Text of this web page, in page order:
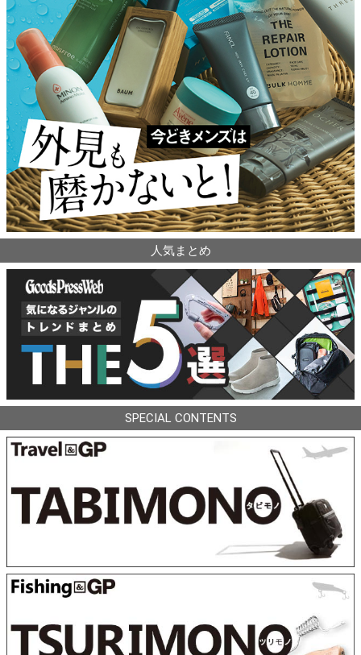
人気まとめ
SPECIAL CONTENTS